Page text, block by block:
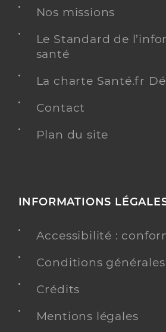
Nos missions
Le Standard de
santé
La charte Santé.fr
Contact
Plan du site
INFORMATIONS
Accessibilité :
Conditions
Crédits
Mentions légales